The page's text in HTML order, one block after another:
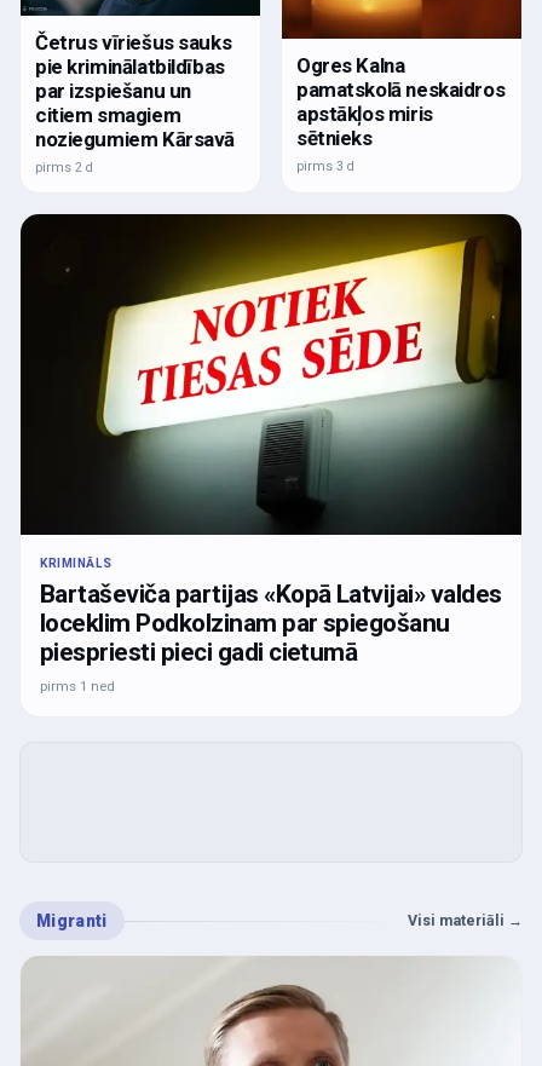
Četrus vīriešus sauks
pie kriminālatbildības
par izspiešanu un
citiem smagiem
noziegumiem Kārsavā
pirms 2 d
Ogres Kalna
pamatskolā neskaidros
apstākļos miris
sētnieks
pirms 3 d
KRIMINĀLS
Bartaševiča partijas «Kopā Latvijai» valdes
loceklim Podkolzinam par spiegošanu
piespriesti pieci gadi cietumā
pirms 1 ned
Migranti Visi materiāli →